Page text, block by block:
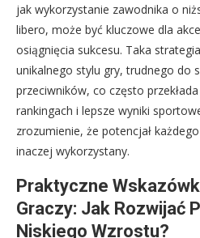
jak wykorzystanie zawodnika o
libero, może być kluczowe dla
osiągnięcia sukcesu. Taka
unikalnego stylu gry, trudnego do
przeciwników, co często
rankingach i lepsze wyniki
zrozumienie, że potencjał
inaczej wykorzystany.
Praktyczne
Graczy: Jak Rozwijać
Niskiego Wzrostu?